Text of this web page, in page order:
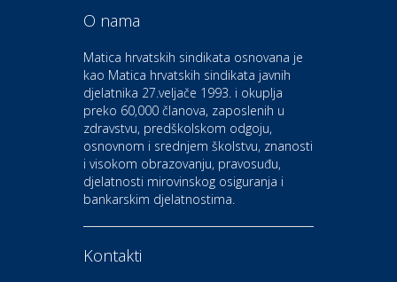
Odmor
Bistrica
Auto-moto i tehnika
CIAK Auto d.o.o.
Kultura i edukacija
Kazalište Gavella
Moda i ljepota
O nama
Matica hrvatskih sindikata osnovana je
kao Matica hrvatskih sindikata javnih
djelatnika 27.veljače 1993. i okuplja
preko 60,000 članova, zaposlenih u
zdravstvu, predškolskom odgoju,
osnovnom i srednjem školstvu, znanosti
i visokom obrazovanju, pravosuđu,
djelatnosti mirovinskog osiguranja i
bankarskim djelatnostima.
Kontakti